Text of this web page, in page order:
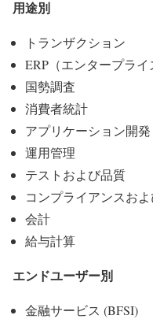
用途別
トランザクション
ERP（エンタープライ
国勢調査
消費者統計
アプリケーション開発
運用管理
テストおよび品質
コンプライアンスお
会計
給与計算
エンドユーザー別
金融サービス (BFSI)